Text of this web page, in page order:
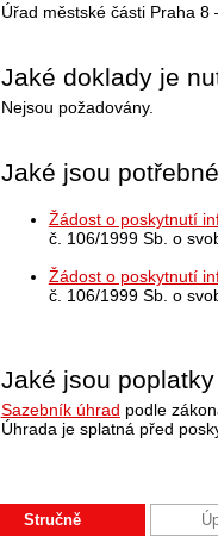
Úřad městské části Praha 8
Jaké doklady je
Nejsou požadovány.
Jaké jsou
Žádost o poskytnutí
č. 106/1999 Sb. o
Žádost o poskytnutí
č. 106/1999 Sb. o
Jaké jsou
Sazebník úhrad podle
Úhrada je splatná před
Stručně